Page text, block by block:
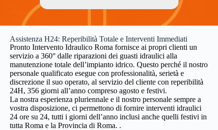
Assistenza H24: Reperibilità Totale e Interventi Immediati
Pronto Intervento Idraulico Roma fornisce ai propri clienti un
servizio a 360° dalle riparazioni dei guasti idraulici alla
manutenzione totale dell’impianto idrico. Questo perché il nostro
personale qualificato esegue con professionalità, serietà e
discrezione il suo operato, al servizio del cliente con reperibilità
24H, 356 giorni all’anno compreso agosto e festivi.
La nostra esperienza pluriennale e il nostro personale sempre a
vostra disposizione, ci permettono di fornire interventi idraulici
24 ore su 24, tutti i giorni dell’anno inclusi anche quelli festivi in
tutta Roma e la Provincia di Roma. .